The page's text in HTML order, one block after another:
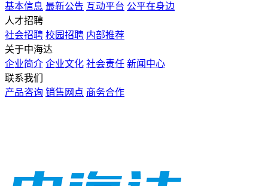
基本信息 最新公告 互动平台 公平在身边
人才招聘
社会招聘 校园招聘 内部推荐
关于中海达
企业简介 企业文化 社会责任 新闻中心
联系我们
产品咨询 销售网点 商务合作